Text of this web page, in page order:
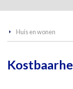
Huis en wonen